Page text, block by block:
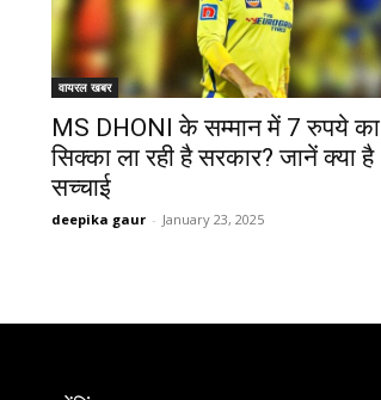
वायरल खबर
MS DHONI के सम्मान में 7 रुपये का
सिक्का ला रही है सरकार? जानें क्या है
सच्चाई
deepika gaur - January 23, 2025